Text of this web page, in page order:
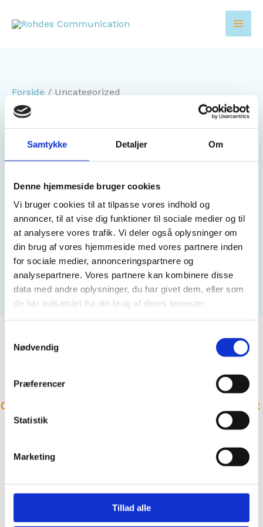
Samtykke Detaljer Om
Denne hjemmeside bruger cookies
Vi bruger cookies til at tilpasse vores indhold og
annoncer, til at vise dig funktioner til sociale medier og til
at analysere vores trafik. Vi deler også oplysninger om
din brug af vores hjemmeside med vores partnere inden
for sociale medier, annonceringspartnere og
analysepartnere. Vores partnere kan kombinere disse
data med andre oplysninger, du har givet dem, eller som
de har indsamlet fra din brug af deres tjenester.
Nødvendig
Præferencer
Statistik
Marketing
Tillad alle
Forside / Uncategorized
Uncategorized
Viser 1 resultat
Uncategorized
Contentplan
Vurderet
ud af 5
49,00
kr. Tilføj til kurv
Odensevej 725b
mail@rohdes.dk